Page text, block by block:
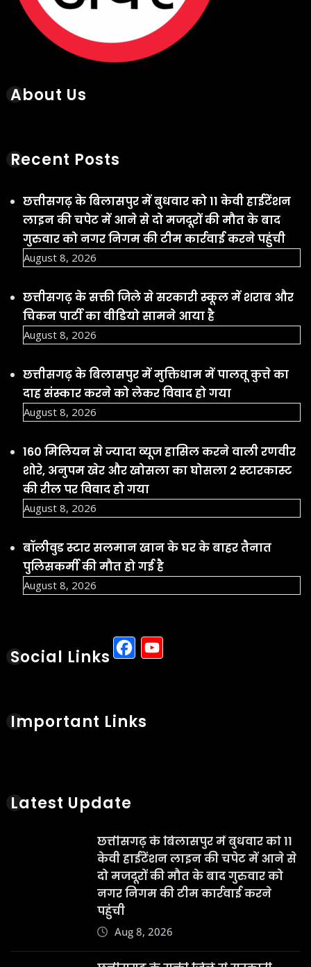
About Us
Recent Posts
छत्तीसगढ़ के बिलासपुर में बुधवार को 11 केवी हाईटेंशन
लाइन की चपेट में आने से दो मजदूरों की मौत के बाद
गुरुवार को नगर निगम की टीम कार्रवाई करने पहुंची
August 8, 2026
छत्तीसगढ़ के सक्ती जिले से सरकारी स्कूल में शराब और
चिकन पार्टी का वीडियो सामने आया है
August 8, 2026
छत्तीसगढ़ के बिलासपुर में मुक्तिधाम में पालतू कुत्ते का
दाह संस्कार करने को लेकर विवाद हो गया
August 8, 2026
160 मिलियन से ज्यादा व्यूज हासिल करने वाली रणवीर
शोरे, अनुपम खेर और खोसला का घोसला 2 स्टारकास्ट
की रील पर विवाद हो गया
August 8, 2026
बॉलीवुड स्टार सलमान खान के घर के बाहर तैनात
पुलिसकर्मी की मौत हो गई है
August 8, 2026
Social Links Facebook
Important Links
Latest Update
छत्तीसगढ़ के बिलासपुर में बुधवार को 11
केवी हाईटेंशन लाइन की चपेट में आने से
दो मजदूरों की मौत के बाद गुरुवार को
नगर निगम की टीम कार्रवाई करने
पहुंची
Aug 8, 2026